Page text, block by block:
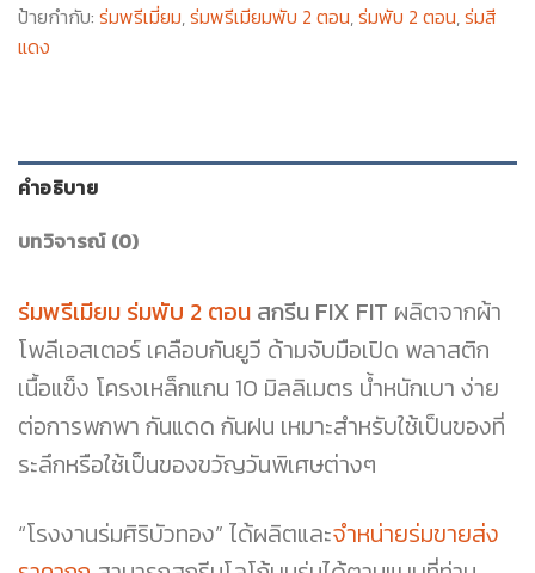
ป้ายกำกับ: ร่มพรีเมี่ยม,ร่มพรีเมียมพับ 2 ตอน,ร่มพับ 2 ตอน,ร่มสี
แดง
คำอธิบาย
บทวิจารณ์ (0)
ร่มพรีเมียม ร่มพับ 2 ตอน สกรีน FIX FIT ผลิตจากผ้า
โพลีเอสเตอร์ เคลือบกันยูวี ด้ามจับมือเปิด พลาสติก
เนื้อแข็ง โครงเหล็กแกน 10 มิลลิเมตร น้ำหนักเบา ง่าย
ต่อการพกพา กันแดด กันฝน เหมาะสำหรับใช้เป็นของที่
ระลึกหรือใช้เป็นของขวัญวันพิเศษต่างๆ
“โรงงานร่มศิริบัวทอง” ได้ผลิตและจำหน่ายร่มขายส่ง